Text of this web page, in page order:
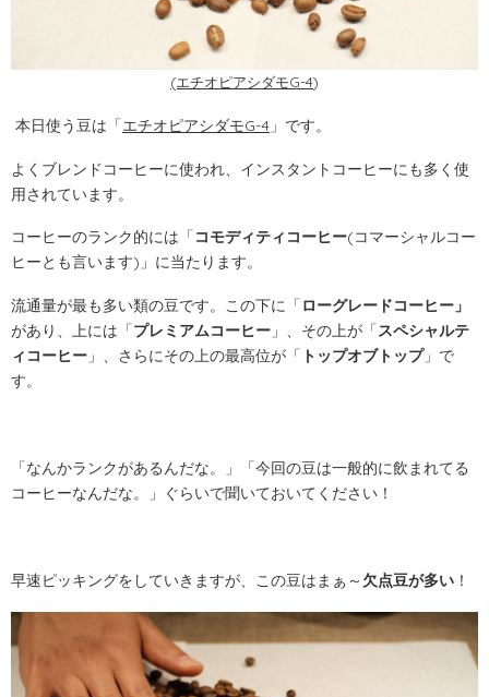
(エチオピアシダモG-4)
本日使う豆は「エチオピアシダモG-4 」です。
よくブレンドコーヒーに使われ、インスタントコーヒーにも多く使
用されています。
コーヒーのランク的には「 コモディティコーヒー(コマーシャルコー
ヒーとも言います)」に当たります。
流通量が最も多い類の豆です。この下に「ローグレードコーヒー」
があり、上には「プレミアムコーヒー 」、その上が「スペシャルテ
ィコーヒー 」、さらにその上の最高位が「 トップオブトップ」で
す。
「なんかランクがあるんだな。」「今回の豆は一般的に飲まれてる
コーヒーなんだな。」ぐらいで聞いておいてください！
早速ピッキングをしていきますが、この豆はまぁ～ 欠点豆が多い ！